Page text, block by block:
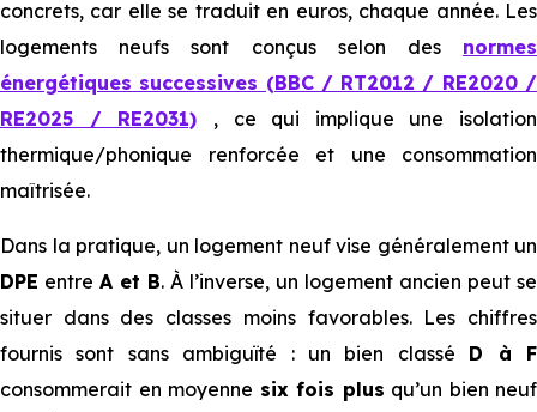
concrets, car elle se traduit en euros, chaque année. Les
logements neufs sont conçus selon des normes
énergétiques successives (BBC / RT2012 / RE2020 /
RE2025 / RE2031)
, ce qui implique une isolation
thermique/phonique renforcée et une consommation
maîtrisée.
Dans la pratique, un logement neuf vise généralement un
DPE entre A et B. À l’inverse, un logement ancien peut se
situer dans des classes moins favorables. Les chiffres
fournis sont sans ambiguïté : un bien classé D à F
consommerait en moyenne six fois plus qu’un bien neuf